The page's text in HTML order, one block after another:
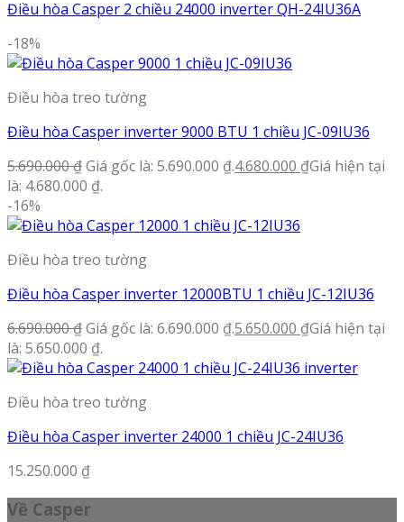
Điều hòa Casper 2 chiều 24000 inverter QH-24IU36A
-18%
Điều hòa treo tường
Điều hòa Casper inverter 9000 BTU 1 chiều JC-09IU36
5.690.000₫Giá gốc là: 5.690.000 ₫.4.680.000 ₫Giá hiện tại
là: 4.680.000 ₫.
-16%
Điều hòa treo tường
Điều hòa Casper inverter 12000BTU 1 chiều JC-12IU36
6.690.000₫Giá gốc là: 6.690.000 ₫.5.650.000 ₫Giá hiện tại
là: 5.650.000 ₫.
Điều hòa treo tường
Điều hòa Casper inverter 24000 1 chiều JC-24IU36
15.250.000 ₫
Về Casper